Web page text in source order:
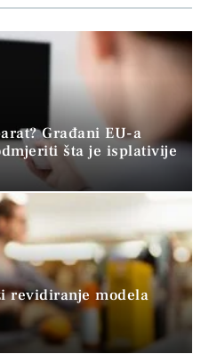
Građani EU-a
šta je isplativije
revidiranje modela